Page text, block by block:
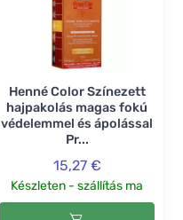
Henné Color Színezett
hajpakolás magas fokú
védelemmel és ápolással
Pr...
15,27 €
Készleten - szállítás ma